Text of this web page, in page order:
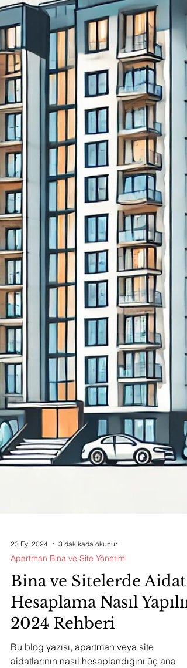
23 Eyl 2024 3 dakikada okunur
Apartman Bina ve Site Yönetimi
Bina ve Sitelerde Aidat
Hesaplama Nasıl
2024 Rehberi
Bu blog yazısı, apartman veya site